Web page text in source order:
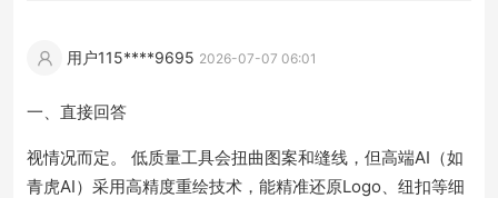
用户115****9695 2026-07-07 06:01
一、直接回答
视情况而定。 低质量工具会扭曲图案和缝线，但高端AI（如
青虎AI）采用高精度重绘技术，能精准还原Logo、纽扣等细